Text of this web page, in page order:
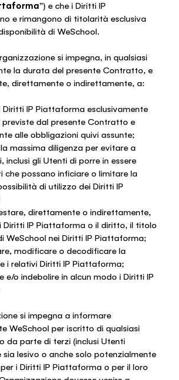
”) e che i Diritti IP
e rimangono di titolarità esclusiva
di WeSchool.
si impegna, in qualsiasi
la durata del presente Contratto, e
direttamente o indirettamente, a:
Diritti IP Piattaforma esclusivamente
dal presente Contratto e
alle obbligazioni quivi assunte;
massima diligenza per evitare a
inclusi gli Utenti di porre in essere
che possano inficiare o limitare la
di utilizzo dei Diritti IP
direttamente o indirettamente,
Diritti IP Piattaforma o il diritto, il titolo
WeSchool nei Diritti IP Piattaforma;
modificare o decodificare la
i relativi Diritti IP Piattaforma;
e/o indebolire in alcun modo i Diritti IP
si impegna a informare
WeSchool per iscritto di qualsiasi
da parte di terzi (inclusi Utenti
sia lesivo o anche solo potenzialmente
i Diritti IP Piattaforma o per il loro